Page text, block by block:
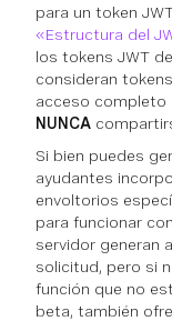
para un token
«Estructura del
los tokens JWT
consideran
acceso completo
NUNCA
Si bien puedes
ayudantes
envoltorios
para funcionar
servidor generan
solicitud, pero si
función que no
beta, también